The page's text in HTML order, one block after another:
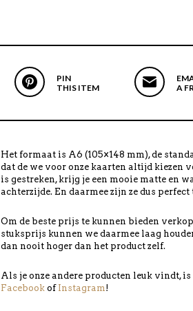
PIN
THIS ITEM
A
Het formaat is A6 (105×148 mm), de
dat de we voor onze kaarten altijd kiezen
is gestreken, krijg je een mooie matte en
achterzijde. En daarmee zijn ze dus
Om de beste prijs te kunnen bieden
stuksprijs kunnen we daarmee laag
dan nooit hoger dan het product zelf.
Als je onze andere producten leuk vindt,
Facebook of Instagram!